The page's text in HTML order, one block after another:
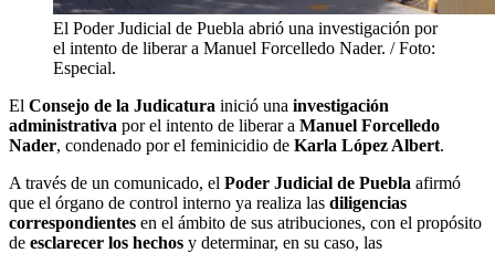
El Poder Judicial de Puebla abrió una investigación por
el intento de liberar a Manuel Forcelledo Nader. / Foto:
Especial.
El Consejo de la Judicatura inició una investigación
administrativa por el intento de liberar a Manuel Forcelledo
Nader, condenado por el feminicidio de Karla López Albert.
A través de un comunicado, el Poder Judicial de Puebla afirmó
que el órgano de control interno ya realiza las diligencias
correspondientes en el ámbito de sus atribuciones, con el propósito
de esclarecer los hechos y determinar, en su caso, las